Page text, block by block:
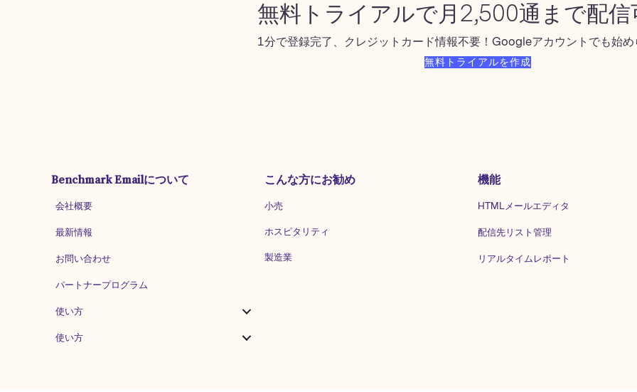
無料トライアルで月2,500通まで配信
1分で登録完了、クレジットカード情報不要！Googleアカウントでも始め
無料トライアルを作成
Benchmark Emailについて
会社概要
最新情報
お問い合わせ
パートナープログラム
使い方
使い方
こんな方にお勧め
小売
ホスピタリティ
製造業
機能
HTMLメールエディタ
配信先リスト管理
リアルタイムレポート